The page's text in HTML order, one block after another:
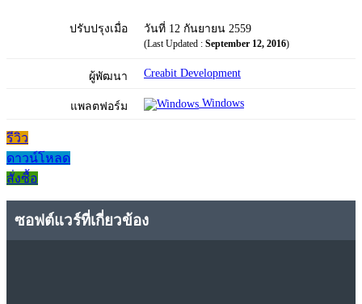
ปรับปรุงเมื่อ วันที่ 12 กันยายน 2559
(Last Updated : September 12, 2016)
ผู้พัฒนา Creabit Development
แพลตฟอร์ม Windows
รีวิว
ดาวน์โหลด
สั่งซื้อ
ซอฟต์แวร์ที่เกี่ยวข้อง